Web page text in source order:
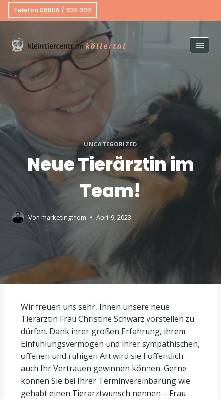
Telefon 06806 / 922 000
UNCATEGORIZED
Neue Tierärztin im
Team!
Von marketingthom April 9, 2023
Wir freuen uns sehr, Ihnen unsere neue
Tierärztin Frau Christine Schwarz vorstellen zu
dürfen. Dank ihrer großen Erfahrung, ihrem
Einfühlungsvermögen und ihrer sympathischen,
offenen und ruhigen Art wird sie hoffentlich
auch Ihr Vertrauen gewinnen können. Gerne
können Sie bei Ihrer Terminvereinbarung wie
gehabt einen Tierarztwunsch nennen – Frau